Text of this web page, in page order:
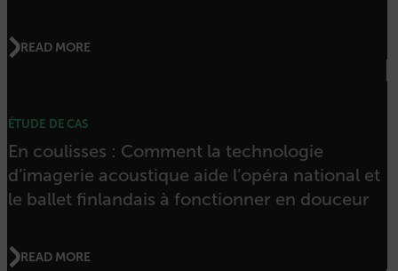
READ MORE
ÉTUDE DE CAS
En coulisses : Comment la technologie
d’imagerie acoustique aide l’opéra national et
le ballet finlandais à fonctionner en douceur
READ MORE
.AspNetCore.OpenIdConnect.Nonce.[-